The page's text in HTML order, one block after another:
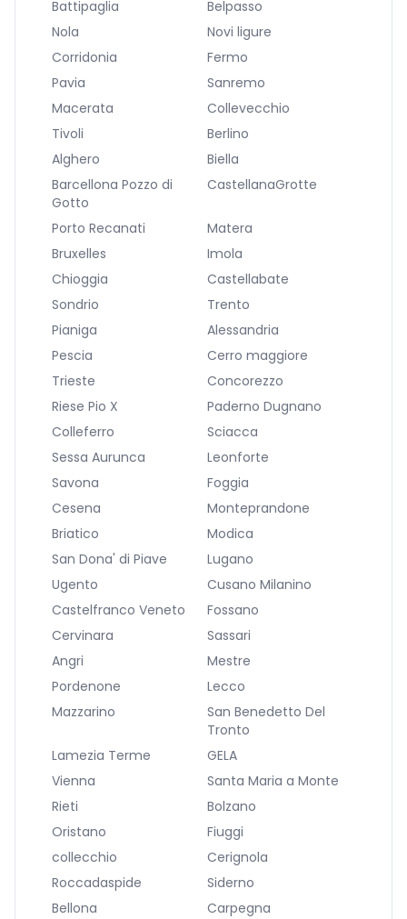
Battipaglia
Belpasso
Nola
Novi ligure
Corridonia
Fermo
Pavia
Sanremo
Macerata
Collevecchio
Tivoli
Berlino
Alghero
Biella
Barcellona Pozzo di
Gotto
CastellanaGrotte
Porto Recanati
Matera
Bruxelles
Imola
Chioggia
Castellabate
Sondrio
Trento
Pianiga
Alessandria
Pescia
Cerro maggiore
Trieste
Concorezzo
Riese Pio X
Paderno Dugnano
Colleferro
Sciacca
Sessa Aurunca
Leonforte
Savona
Foggia
Cesena
Monteprandone
Briatico
Modica
San Dona' di Piave
Lugano
Ugento
Cusano Milanino
Castelfranco Veneto
Fossano
Cervinara
Sassari
Angri
Mestre
Pordenone
Lecco
Mazzarino
San Benedetto Del
Tronto
Lamezia Terme
GELA
Vienna
Santa Maria a Monte
Rieti
Bolzano
Oristano
Fiuggi
collecchio
Cerignola
Roccadaspide
Siderno
Bellona
Carpegna